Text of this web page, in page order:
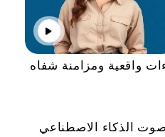
واقعية ومزامنة شفاه
أكثر من 2000 صوت الذكاء الاصطناعي
انقر